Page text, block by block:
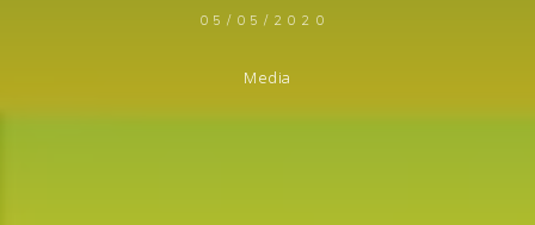
05/05/2020
Media